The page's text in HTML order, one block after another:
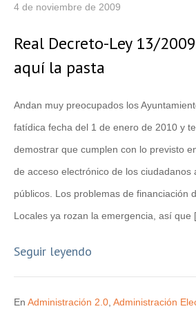
4 de noviembre de 2009
Real Decreto-Ley 13/
aquí la pasta
Andan muy preocupados los
fatídica fecha del 1 de enero de 2010 y
demostrar que cumplen con lo previsto
de acceso electrónico de los ciudadanos
públicos. Los problemas de financiación
Locales ya rozan la emergencia, así
Seguir leyendo
En Administración 2.0 Administración